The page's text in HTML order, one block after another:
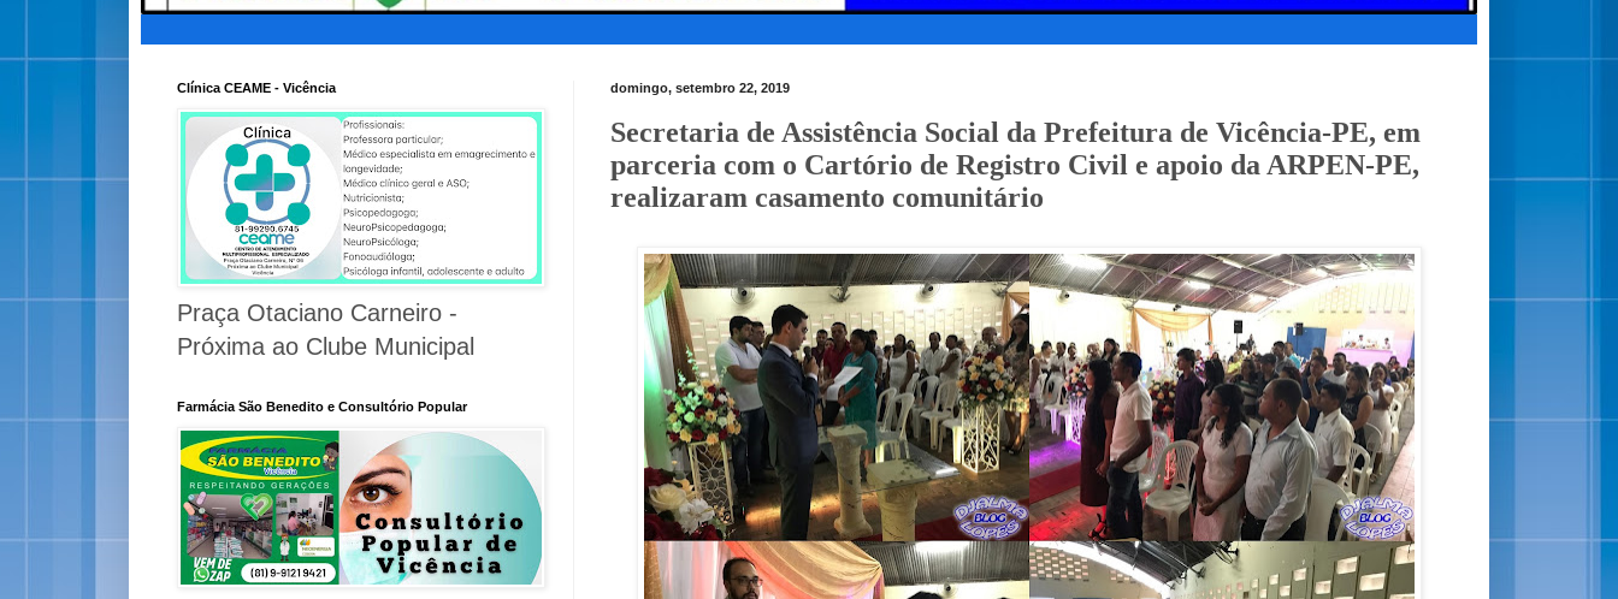
domingo, setembro 22, 2019
Secretaria de Assistência Social da Prefeitura de Vicência-PE, em
parceria com o Cartório de Registro Civil e apoio da ARPEN-PE,
realizaram casamento comunitário
Clínica CEAME - Vicência
Praça Otaciano Carneiro -
Próxima ao Clube Municipal
Farmácia São Benedito e Consultório Popular